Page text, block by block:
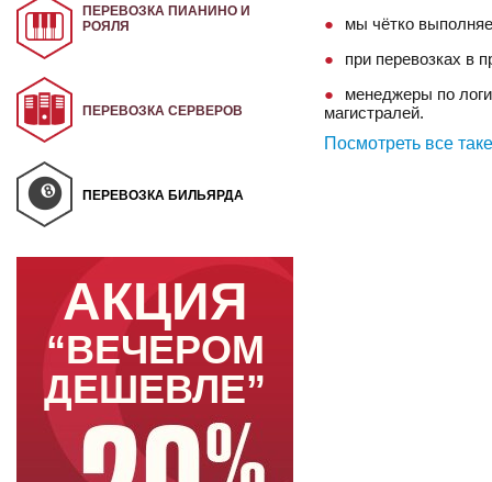
мы чётко
при перевозках в
менеджеры по
магистралей.
Посмотреть все
ПЕРЕВОЗКА ПИАНИНО И
РОЯЛЯ
ПЕРЕВОЗКА СЕРВЕРОВ
ПЕРЕВОЗКА БИЛЬЯРДА
АКЦИЯ
“ВЕЧЕРОМ
ДЕШЕВЛЕ”